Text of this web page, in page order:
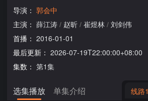
导演： 郭会中
主演： 薛江涛 / 赵昕 / 崔煜林 / 刘剑伟
首播： 2016-01-01
最后更新： 2026-07-19T22:00:00+08:00
集数： 第1集
选集播放 单集介绍 线路1